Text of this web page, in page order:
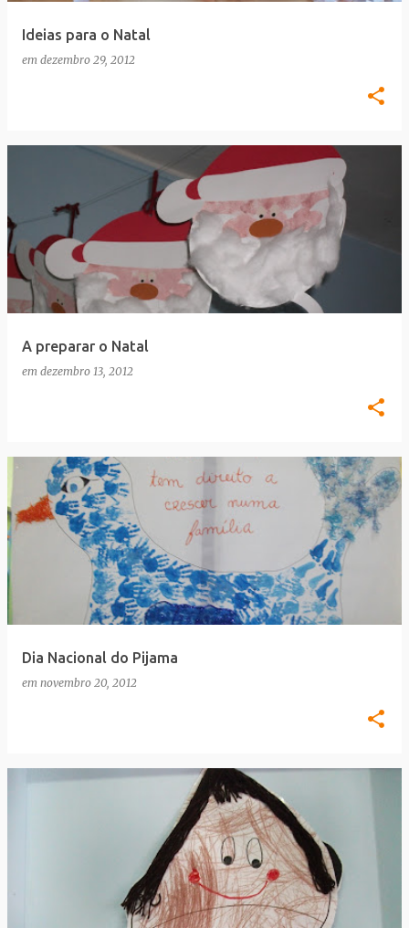
Ideias para o Natal
em dezembro 29, 2012
A preparar o Natal
em dezembro 13, 2012
Dia Nacional do Pijama
em novembro 20, 2012